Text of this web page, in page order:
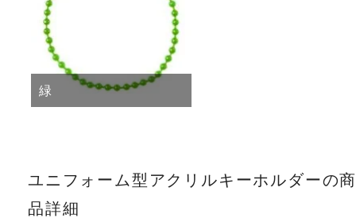
緑
ユニフォーム型アクリルキーホルダーの
品詳細